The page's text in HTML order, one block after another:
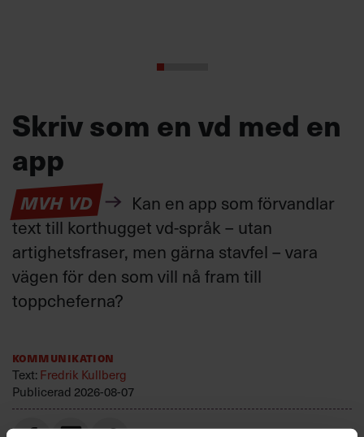
Skriv som en vd med en
app
MVH VD
Kan en app som förvandlar
text till korthugget vd-språk – utan
artighetsfraser, men gärna stavfel – vara
vägen för den som vill nå fram till
toppcheferna?
Kommunikation
Text:Fredrik Kullberg
Publicerad 2026-08-07